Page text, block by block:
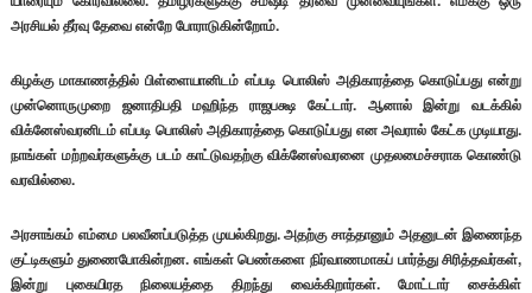
அரசியல் தீர்வு தேவை என்றே போராடுகின்றோம்.
கிழக்கு மாகாணத்தில் பிள்ளையானிடம் எப்படி பொலிஸ் அதிகாரத்தை கொடுப்பது என்று
முன்னொருமுறை ஜனாதிபதி மஹிந்த ராஜபக்ஷ கேட்டார். ஆனால் இன்று வடக்கில்
விக்னேஸ்வரனிடம் எப்படி பொலிஸ் அதிகாரத்தை கொடுப்பது என அவரால் கேட்க முடியாது.
நாங்கள் மற்றவர்களுக்கு படம் காட்டுவதற்கு விக்னேஸ்வரனை முதலமைச்சராக கொண்டு
வரவில்லை.
அரசாங்கம் எம்மை பலவீனப்படுத்த முயல்கிறது. அதற்கு சாத்தானும் அதனுடன் இணைந்த
குட்டிகளும் துணைபோகின்றன. எங்கள் பெண்களை நிர்வாணமாகப் பார்த்து சிரித்தவர்கள்,
இன்று புகையிரத நிலையத்தை திறந்து வைக்கிறார்கள். மோட்டார் சைக்கிள்